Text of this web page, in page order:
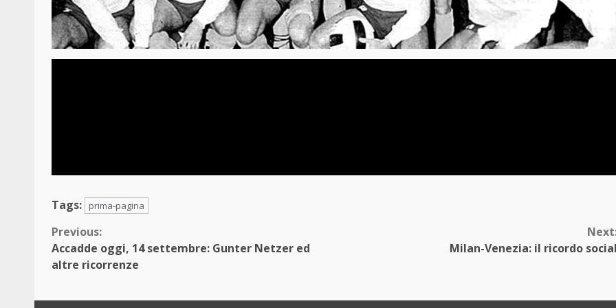
Tags: prima-pagina
Continue
Reading
Previous:
Accadde oggi, 14 settembre: Gunter Netzer ed
altre ricorrenze
Milan-Venezia: il ricordo